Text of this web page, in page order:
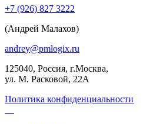
+7 (926) 827 3222
(Андрей Малахов)
andrey@pmlogix.ru
125040, Россия, г.Москва,
ул. М. Расковой, 22А
Политика конфиденциальности